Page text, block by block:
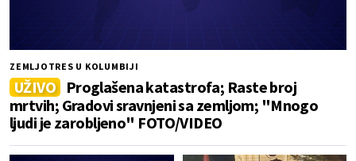
ZEMLJOTRES U KOLUMBIJI
UŽIVO Proglašena katastrofa; Raste broj
mrtvih; Gradovi sravnjeni sa zemljom; "Mnogo
ljudi je zarobljeno" FOTO/VIDEO